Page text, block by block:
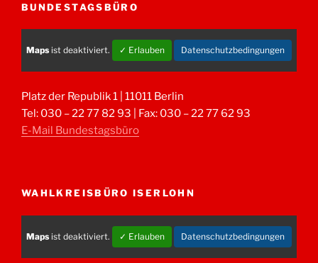
BUNDESTAGSBÜRO
Maps ist deaktiviert. ✓ Erlauben Datenschutzbedingungen
Platz der Republik 1 | 11011 Berlin
Tel: 030 – 22 77 82 93 | Fax: 030 – 22 77 62 93
E-Mail Bundestagsbüro
WAHLKREISBÜRO ISERLOHN
Maps ist deaktiviert. ✓ Erlauben Datenschutzbedingungen